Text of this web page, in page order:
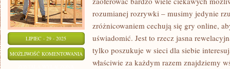
LIPIEC - 29 - 2025
MOŻLIWOŚĆ KOMENTOWANIA NAJCIEKAWSZE
rozumianej rozrywki – musimy jedynie
zróżnicowaniem cechują się gry online,
uświadomić. Jest to rzecz jasna
tylko poszukuje w sieci dla siebie
właściwie za każdym razem znajdziemy